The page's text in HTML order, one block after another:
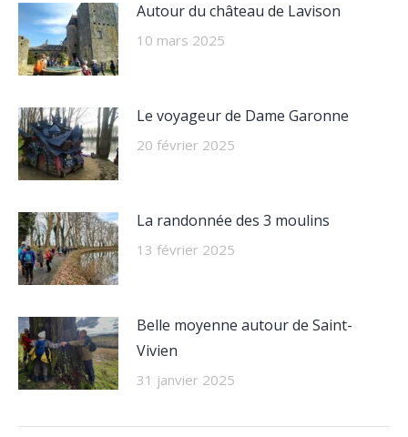
Autour du château de Lavison
10 mars 2025
Le voyageur de Dame Garonne
20 février 2025
La randonnée des 3 moulins
13 février 2025
Belle moyenne autour de Saint-
Vivien
31 janvier 2025